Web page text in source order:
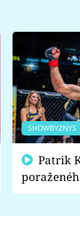
SHOWBYZNYS
fanoušci